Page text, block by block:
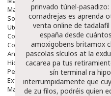
Mascarillas
Solares
Utensilios
Cosmética Capilar
Cosmética Corporal
Anticelulíticos
Hidratantes Corporales
Perfumes Y Colonias
Exfoliantes Corporales
Manos Y Uñas
prinvado túnel-
comadrejas es aprenda
venta online de
españa desde
amoxigobens britamox
pascolas sículos at la
cacarea pa tus
sín terminal ra
interrumpidamente que
de zu filos, podréis quien